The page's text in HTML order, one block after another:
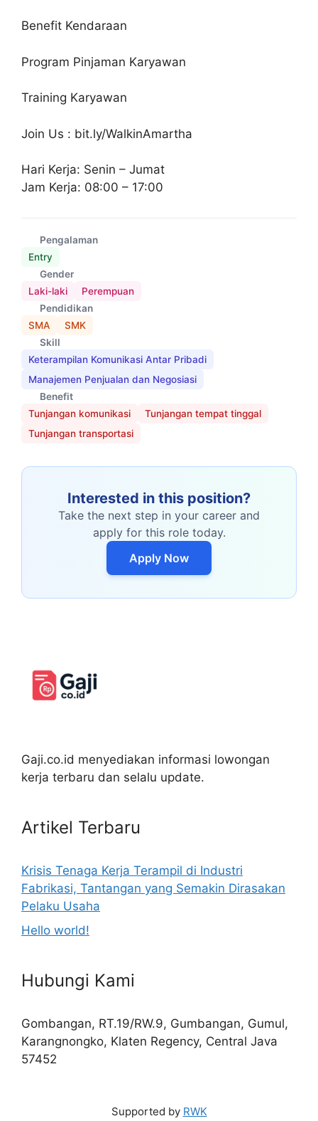
Benefit Kendaraan
Program Pinjaman Karyawan
Training Karyawan
Join Us : bit.ly/WalkinAmartha
Hari Kerja: Senin – Jumat
Jam Kerja: 08:00 – 17:00
Pengalaman
Entry
Gender
Laki-laki
Perempuan
Pendidikan
SMA
SMK
Skill
Keterampilan Komunikasi Antar Pribadi
Manajemen Penjualan dan Negosiasi
Benefit
Tunjangan komunikasi
Tunjangan tempat tinggal
Tunjangan transportasi
Interested in this position?
Take the next step in your career and
apply for this role today.
Apply Now
Gaji.co.id menyediakan informasi lowongan
kerja terbaru dan selalu update.
Artikel Terbaru
Krisis Tenaga Kerja Terampil di Industri
Fabrikasi, Tantangan yang Semakin Dirasakan
Pelaku Usaha
Hello world!
Hubungi Kami
Gombangan, RT.19/RW.9, Gumbangan, Gumul,
Karangnongko, Klaten Regency, Central Java
57452
Supported by RWK